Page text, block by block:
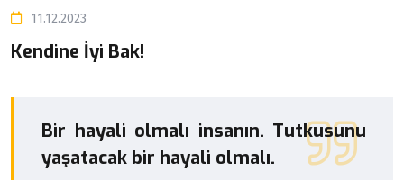
11.12.2023
Kendine İyi Bak!
Bir hayali olmalı insanın. Tutkusunu
yaşatacak bir hayali olmalı.